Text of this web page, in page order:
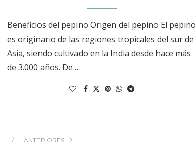
Beneficios del pepino Origen del pepino El pepino
es originario de las regiones tropicales del sur de
Asia, siendo cultivado en la India desde hace más
de 3.000 años. De …
ANTERIORES